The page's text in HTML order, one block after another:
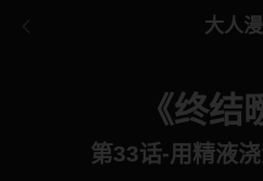
大人
《终结
第33话-用精液